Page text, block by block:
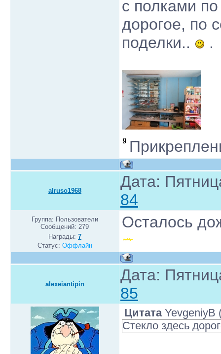
с полками
дорогое, по
поделки..
.
alruso1968
Дата:
84
Группа: Пользователи
Сообщений:279
Награды: 7
Статус: Оффлайн
Осталось
alexeiantipin
Дата:
85
Цитата YevgeniyB
Стекло здесь